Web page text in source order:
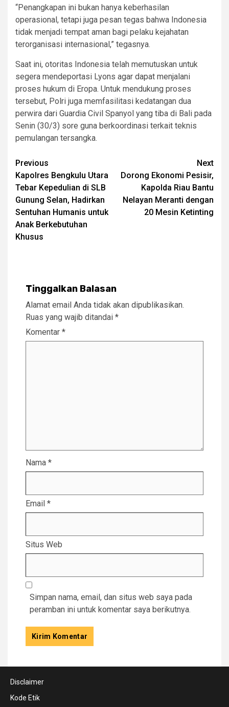
“Penangkapan ini bukan hanya keberhasilan
operasional, tetapi juga pesan tegas bahwa Indonesia
tidak menjadi tempat aman bagi pelaku kejahatan
terorganisasi internasional,” tegasnya.
Saat ini, otoritas Indonesia telah memutuskan untuk
segera mendeportasi Lyons agar dapat menjalani
proses hukum di Eropa. Untuk mendukung proses
tersebut, Polri juga memfasilitasi kedatangan dua
perwira dari Guardia Civil Spanyol yang tiba di Bali pada
Senin (30/3) sore guna berkoordinasi terkait teknis
pemulangan tersangka.
Post
navigation
Previous
Kapolres Bengkulu Utara
Tebar Kepedulian di SLB
Gunung Selan, Hadirkan
Sentuhan Humanis untuk
Anak Berkebutuhan
Khusus
Next
Dorong Ekonomi Pesisir,
Kapolda Riau Bantu
Nelayan Meranti dengan
20 Mesin Ketinting
Tinggalkan Balasan
Alamat email Anda tidak akan dipublikasikan.
Ruas yang wajib ditandai *
Komentar *
Nama *
Email *
Situs Web
Simpan nama, email, dan situs web saya pada
peramban ini untuk komentar saya berikutnya.
Disclaimer
Kode Etik